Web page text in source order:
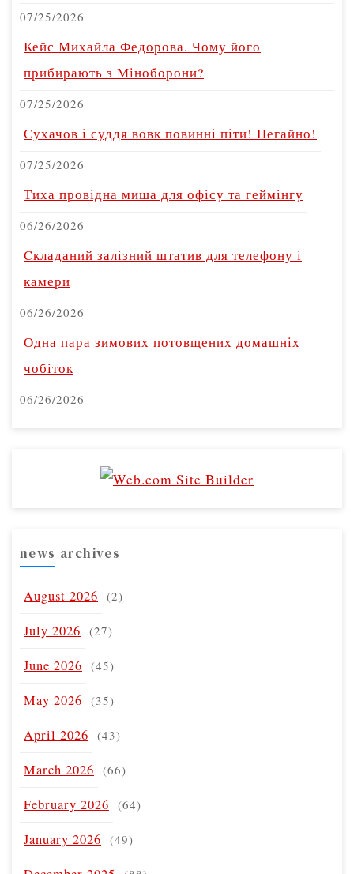
07/25/2026
Кейс Михайла Федорова. Чому його
прибирають з Міноборони?
07/25/2026
Сухачов і суддя вовк повинні піти! Негайно!
07/25/2026
Тиха провідна миша для офісу та геймінгу
06/26/2026
Cкладаний залізний штатив для телефону і
камери
06/26/2026
Одна пара зимових потовщених домашніх
чобіток
06/26/2026
news archives
August 2026 (2)
July 2026 (27)
June 2026 (45)
May 2026 (35)
April 2026 (43)
March 2026 (66)
February 2026 (64)
January 2026 (49)